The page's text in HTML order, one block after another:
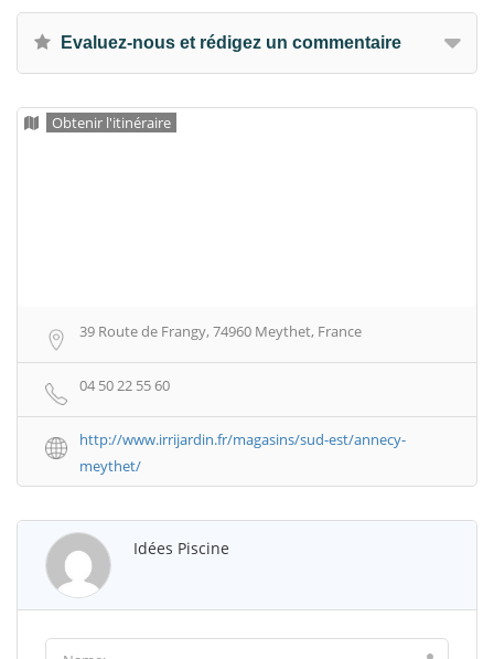
Evaluez-nous et rédigez un commentaire
Obtenir l'itinéraire
39 Route de Frangy, 74960 Meythet, France
04 50 22 55 60
http://www.irrijardin.fr/magasins/sud-est/annecy-
meythet/
Idées Piscine